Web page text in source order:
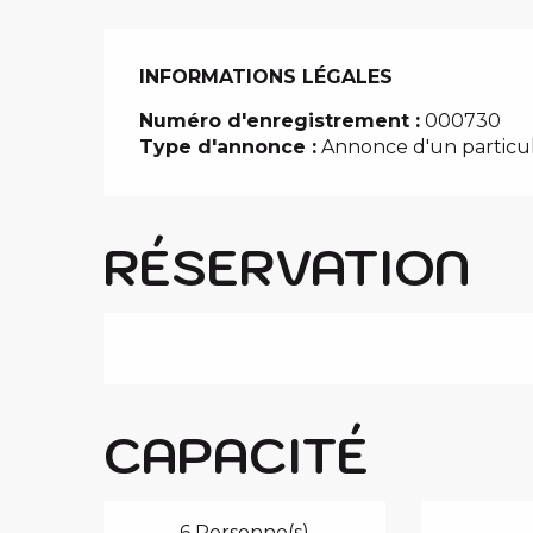
INFORMATIONS LÉGALES
INFORMATIONS LÉGALES
Numéro d'enregistrement : 000730
Type d'annonce : Annonce d'un
RÉSERVATION
CAPACITÉ